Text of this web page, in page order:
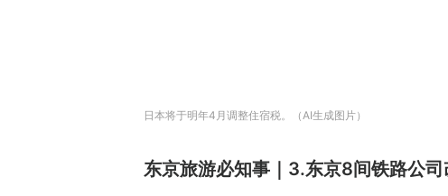
日本将于明年4月调整住宿税。（AI生成图片）
东京旅游必知事｜3.东京8间铁路公